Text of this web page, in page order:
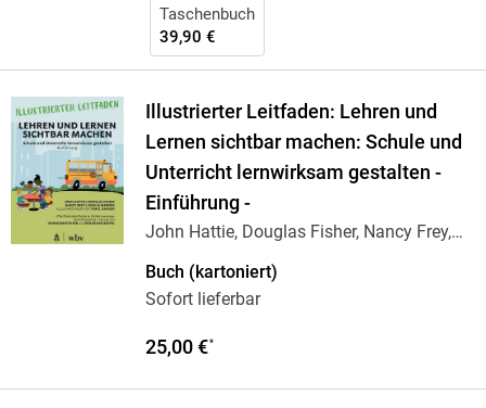
Taschenbuch
39,90 €
Illustrierter Leitfaden: Lehren und
Lernen sichtbar machen: Schule und
Unterricht lernwirksam gestalten -
Einführung -
John Hattie, Douglas Fisher, Nancy Frey,
…
Buch (kartoniert)
Sofort lieferbar
25,00 €*